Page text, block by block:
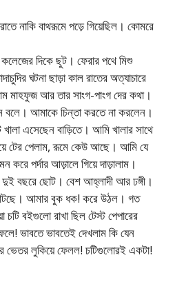
নাকি বাথরূমে পড়ে গিয়েছিল। কোমরে
দিকে ছুট। ফেরার পথে মিশু
ঘটনা ছাড়া কাল রাতের অত্যাচারে
মাহফুজ আর তার সাংগ-পাংগ দের কথা।
বলে। আমাকে চিন্তা করতে না করলেন।
এসেছেন বাড়িতে। আমি খালার সাথে
টের পেলাম, রূমে কেউ আছে। আমি যে
পর্দার আড়ালে গিয়ে দাড়ালাম।
বছরে ছোট। বেশ আহ্লাদী আর ঢঙ্গী।
আমার বুক ধক! করে উঠল। গত
বইগুলো রাখা ছিল টেস্ট পেপারের
ভাবতে ভাবতেই দেখলাম কি যেন
ভেতর লুকিয়ে ফেলল! চটিগুলোরই একটা!